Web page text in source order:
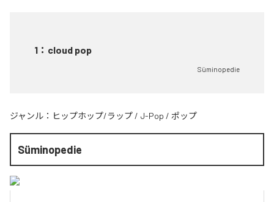
1 ： cloud pop
Süminopedie
ジャンル： ヒップホップ/ラップ / J-Pop / ポップ
Süminopedie